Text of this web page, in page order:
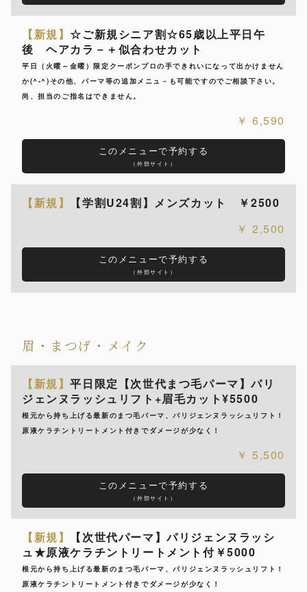
【新規】☆ご新規シニア割☆65歳以上平日午
後 ヘアカラ－＋似合わせカット
平日（火曜～金曜）限定クーポンプロの手できれいになって出かけません
か(^-^)その他、パーマ等の追加メニュ－も可能ですのでご相談下さい。
尚、担当のご指名はできません。
6,590
このメニューで予約する
（外部サイト）
【新規】
【学割U24割】メンズカット ￥2500
2,500
このメニューで予約する
（外部サイト）
眉・まつげ・メイク
【新規】平日限定【次世代まつ毛パーマ】パリ
ジェンヌラッシュリフト+眉毛カット¥5500
根元から持ち上げる最新のまつ毛パーマ、パリジェンヌラッシュリフト！
原液ケラチントリートメント付きでダメージが少なく！
5,500
このメニューで予約する
（外部サイト）
【新規】
【次世代パーマ】パリジェンヌラッシ
ュ★原液ケラチントリートメント付￥5000
根元から持ち上げる最新のまつ毛パーマ、パリジェンヌラッシュリフト！
原液ケラチントリートメント付きでダメージが少なく！